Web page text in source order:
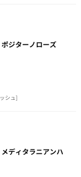
ジターノローズ
シュ]
ディタラニアンハ